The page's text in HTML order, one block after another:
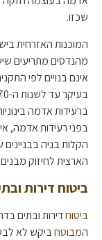
שכזו.
המוכנות האזרחית
מהנדסים מתריעים
אינם בנויים לפי
ברעידות אדמה
הקלות בניה
הארצית לחיזוק מבנים
ביטוח דירות
ביטוחדירות ובתים
המבוטחביקש לא